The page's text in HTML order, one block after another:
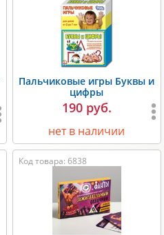
Пальчиковые игры Буквы и
цифры
190 руб.
нет в наличии
Код товара: 6838